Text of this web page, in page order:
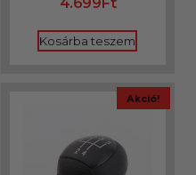
5.00
Kosárba teszem
Akció!